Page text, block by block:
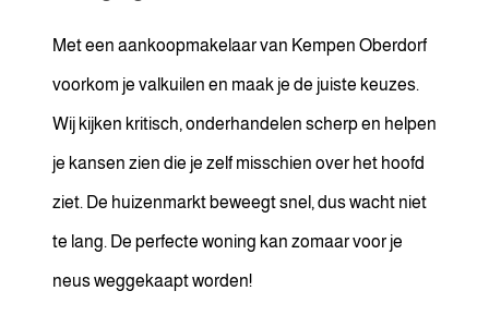
Met een aankoopmakelaar van Kempen Oberdorf
voorkom je valkuilen en maak je de juiste keuzes.
Wij kijken kritisch, onderhandelen scherp en helpen
je kansen zien die je zelf misschien over het hoofd
ziet. De huizenmarkt beweegt snel, dus wacht niet
te lang. De perfecte woning kan zomaar voor je
neus weggekaapt worden!